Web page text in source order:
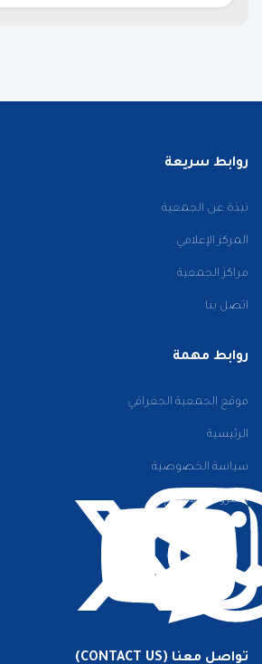
روابط سريعة
نبذة عن الجمعية
المركز الإعلامي
مراكز الجمعية
اتصل بنا
روابط مهمة
موقع الجمعية الجغرافي
الرئيسية
سياسة الخصوصية
الشروط والأحكام
تواصل معنا (CONTACT US)